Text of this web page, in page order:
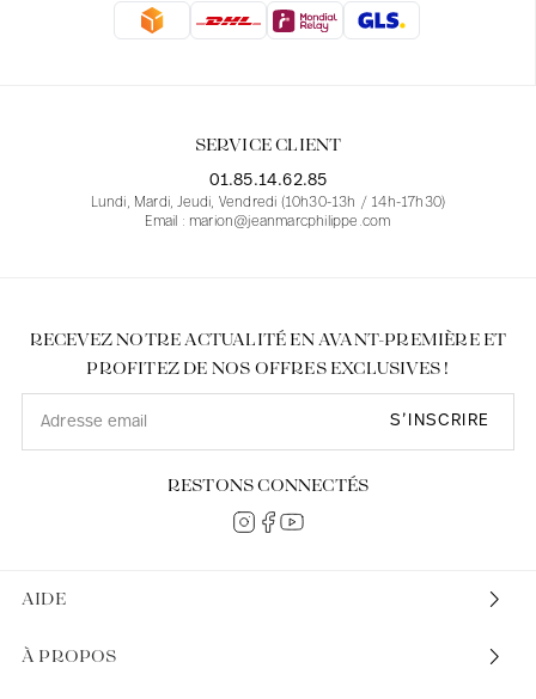
SERVICE CLIENT
01.85.14.62.85
Lundi, Mardi, Jeudi, Vendredi (10h30-13h / 14h-17h30)
Email : marion@jeanmarcphilippe.com
AIDE
À PROPOS
RECEVEZ NOTRE ACTUALITÉ EN AVANT-PREMIÈRE ET
PROFITEZ DE NOS OFFRES EXCLUSIVES !
S’INSCRIRE
RESTONS CONNECTÉS